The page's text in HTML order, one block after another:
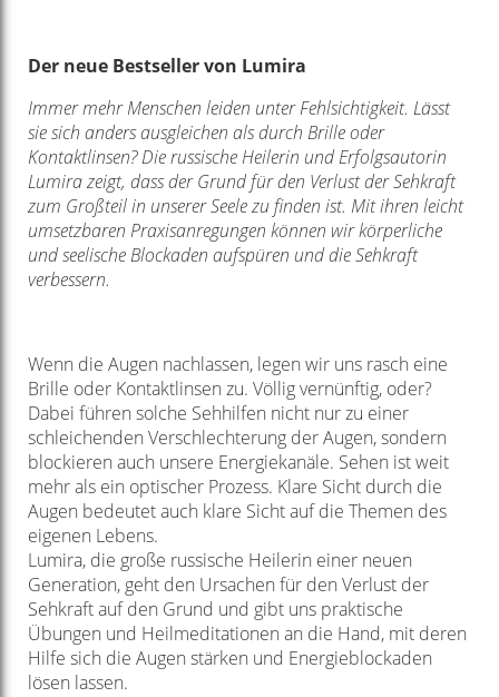
Der neue Bestseller von Lumira
Immer mehr Menschen leiden unter Fehlsichtigkeit. Lässt
sie sich anders ausgleichen als durch Brille oder
Kontaktlinsen? Die russische Heilerin und Erfolgsautorin
Lumira zeigt, dass der Grund für den Verlust der Sehkraft
zum Großteil in unserer Seele zu finden ist. Mit ihren leicht
umsetzbaren Praxisanregungen können wir körperliche
und seelische Blockaden aufspüren und die Sehkraft
verbessern.
Wenn die Augen nachlassen, legen wir uns rasch eine
Brille oder Kontaktlinsen zu. Völlig vernünftig, oder?
Dabei führen solche Sehhilfen nicht nur zu einer
schleichenden Verschlechterung der Augen, sondern
blockieren auch unsere Energiekanäle. Sehen ist weit
mehr als ein optischer Prozess. Klare Sicht durch die
Augen bedeutet auch klare Sicht auf die Themen des
eigenen Lebens.
Lumira, die große russische Heilerin einer neuen
Generation, geht den Ursachen für den Verlust der
Sehkraft auf den Grund und gibt uns praktische
Übungen und Heilmeditationen an die Hand, mit deren
Hilfe sich die Augen stärken und Energieblockaden
lösen lassen.